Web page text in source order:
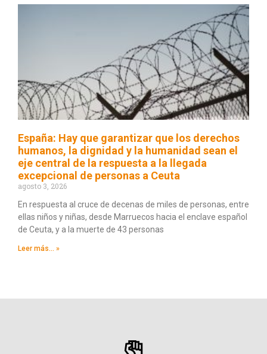
España: Hay que garantizar que los derechos
humanos, la dignidad y la humanidad sean el
eje central de la respuesta a la llegada
excepcional de personas a Ceuta
agosto 3, 2026
En respuesta al cruce de decenas de miles de personas, entre
ellas niños y niñas, desde Marruecos hacia el enclave español
de Ceuta, y a la muerte de 43 personas
Leer más... »